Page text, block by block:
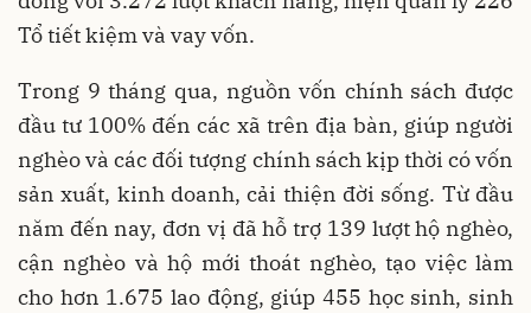
Tổ tiết kiệm và vay vốn.
Trong 9 tháng qua, nguồn vốn chính sách được
đầu tư 100% đến các xã trên địa bàn, giúp người
nghèo và các đối tượng chính sách kịp thời có vốn
sản xuất, kinh doanh, cải thiện đời sống. Từ đầu
năm đến nay, đơn vị đã hỗ trợ 139 lượt hộ nghèo,
cận nghèo và hộ mới thoát nghèo, tạo việc làm
cho hơn 1.675 lao động, giúp 455 học sinh, sinh